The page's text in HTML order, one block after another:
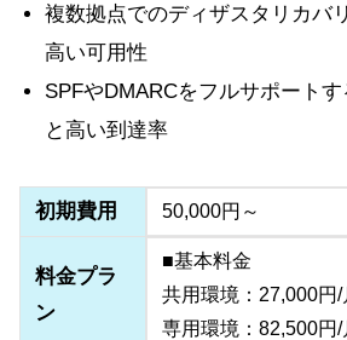
複数拠点でのディザスタリカバ
高い可用性
SPFやDMARCをフルサポート
と高い到達率
初期費用 50,000円～
料金プラ
ン
■基本料金
共用環境：27,000円/
専用環境：82,500円/